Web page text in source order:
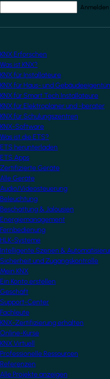
KNX Erforschen
Was ist KNX?
KNX für Installateure
KNX für Haus- und
KNX für Smart Tech Installateure
KNX für Elektroplaner und -berater
KNX für Schulungszentren
KNX-Software
Was ist die ETS?
ETS herunterladen
ETS Apps
Zertifizierte Geräte
Alle Geräte
Audio/Videosteuerung
Beleuchtung
Beschattung & Jalousien
Energiemanagement
Fernbedienung
HLK-Systeme
Intelligente Szenen &
Sicherheit und Zugangskontrolle
Mein KNX
Ein Konto erstellen
Geschäft
Support-Center
Fachleute
KNX-Zertifizierung erhalten
Online-Kurse
KNX Virtuell
Professionelle Ressourcen
Referenzen
Alle Projekte anzeigen